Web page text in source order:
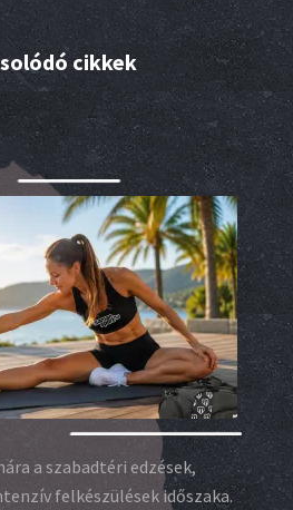
cikkek
a szabadtéri edzések,
felkészülések időszaka.